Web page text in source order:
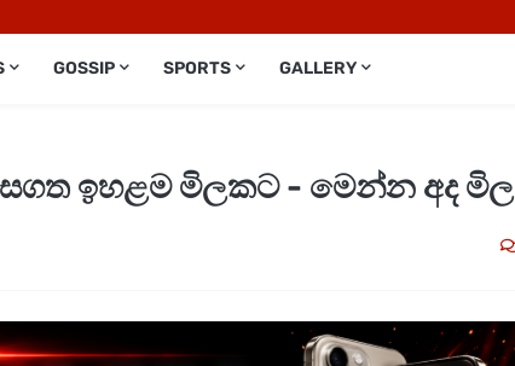
GOSSIP SPORTS GALLERY
ඉහළම මිලකට - මෙන්න අද මිල